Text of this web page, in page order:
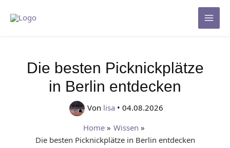
Inhalt
Main
Die besten Picknickplätze
in Berlin entdecken
Von lisa • 04.08.2026
Home
Wissen
Die besten Picknickplätze in Berlin entdecken